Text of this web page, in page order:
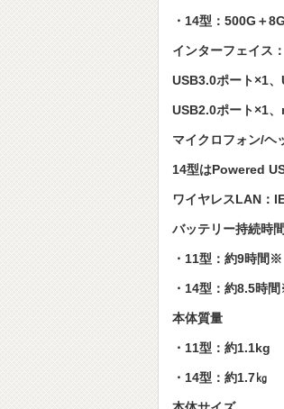
・14型：500G＋
インターフェイス：
USB3.0ポート×1
USB2.0ポート×1
マイクロフォン/ヘ
14型はPowered
ワイヤレスLAN：
バッテリー持続時間
・11型：約9時間※
・14型：約8.5時
本体質量
・11型：約1.1kg
・14型：約1.7㎏